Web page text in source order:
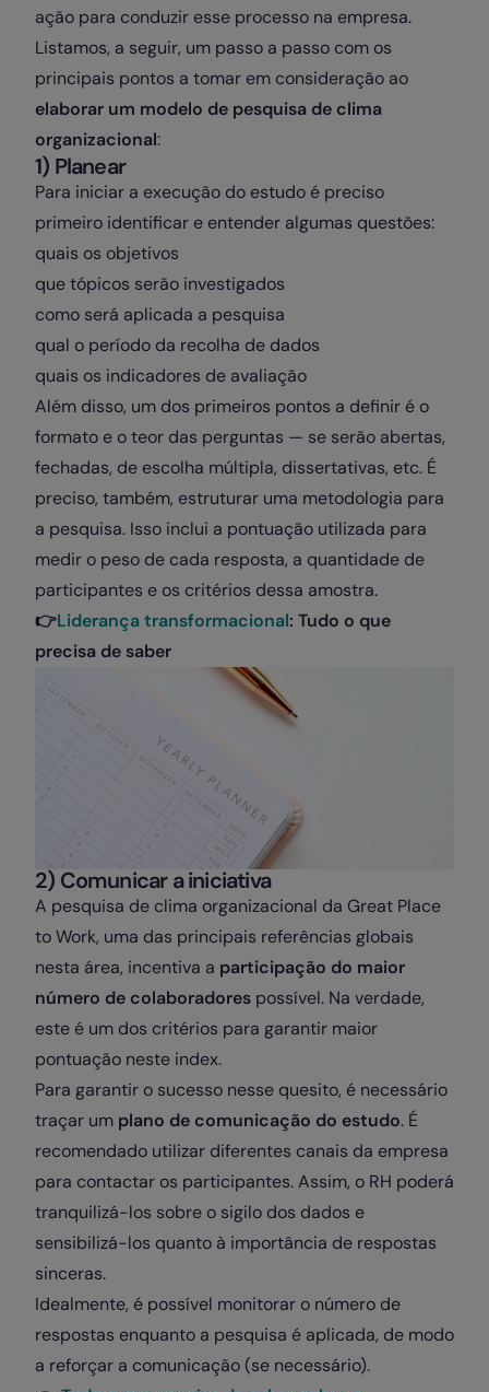
ação para conduzir esse processo na empresa.
Listamos, a seguir, um passo a passo com os
principais pontos a tomar em consideração ao
elaborar um modelo de pesquisa de clima
organizacional:
1) Planear
Para iniciar a execução do estudo é preciso
primeiro identificar e entender algumas questões:
quais os objetivos
que tópicos serão investigados
como será aplicada a pesquisa
qual o período da recolha de dados
quais os indicadores de avaliação
Além disso, um dos primeiros pontos a definir é o
formato e o teor das perguntas — se serão abertas,
fechadas, de escolha múltipla, dissertativas, etc. É
preciso, também, estruturar uma metodologia para
a pesquisa. Isso inclui a pontuação utilizada para
medir o peso de cada resposta, a quantidade de
participantes e os critérios dessa amostra.
👉Liderança transformacional: Tudo o que
precisa de saber
2) Comunicar a iniciativa
A pesquisa de clima organizacional da Great Place
to Work, uma das principais referências globais
nesta área, incentiva a participação do maior
número de colaboradores possível. Na verdade,
este é um dos critérios para garantir maior
pontuação neste index.
Para garantir o sucesso nesse quesito, é necessário
traçar um plano de comunicação do estudo. É
recomendado utilizar diferentes canais da empresa
para contactar os participantes. Assim, o RH poderá
tranquilizá-los sobre o sigilo dos dados e
sensibilizá-los quanto à importância de respostas
sinceras.
Idealmente, é possível monitorar o número de
respostas enquanto a pesquisa é aplicada, de modo
a reforçar a comunicação (se necessário).